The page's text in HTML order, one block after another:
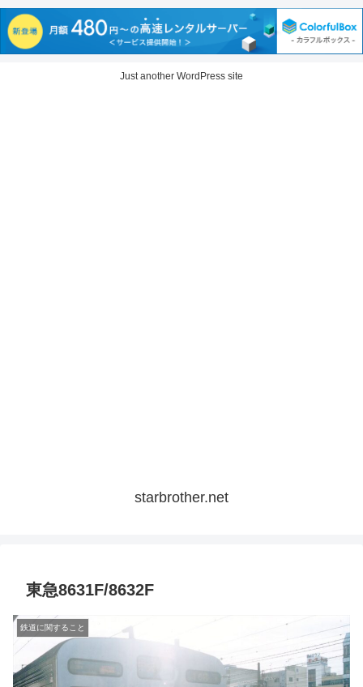
Just another WordPress site
starbrother.net
東急8631F/8632F
鉄道に関すること